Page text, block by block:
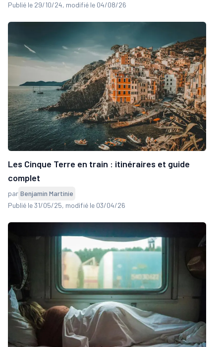
Publié le 29/10/24, modifié le 04/08/26
Les Cinque Terre en train : itinéraires et guide
complet
par Benjamin Martinie
Publié le 31/05/25, modifié le 03/04/26